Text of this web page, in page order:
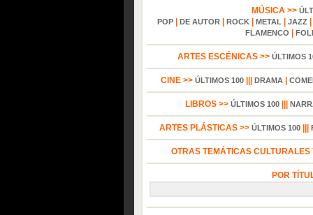
MÚSICA >>
POP| DE AUTOR| ROCK| METAL| JAZZ|
FLAMENCO
ARTES ESCÉNICAS >> ÚLTIMOS
CINE >> ÚLTIMOS 100 DRAMA
LIBROS >> ÚLTIMOS 100
ARTES PLÁSTICAS >> ÚLTIMOS 100
OTRAS TEMÁTICAS CULTURALES
POR